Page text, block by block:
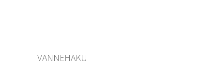
VANNEHAKU